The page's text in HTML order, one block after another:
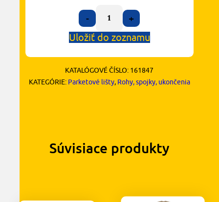
-
+
Uložiť do zoznamu
KATALÓGOVÉ ČÍSLO: 161847
KATEGÓRIE: Parketové lišty, Rohy, spojky, ukončenia
Súvisiace produkty